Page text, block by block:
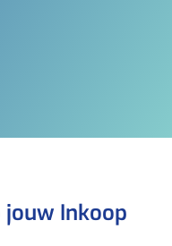
Inkoop